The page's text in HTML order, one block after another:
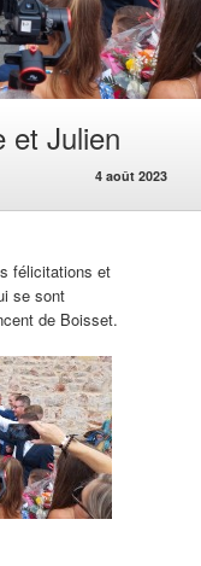
et Julien
4 août 2023
félicitations et
se sont
de Boisset.